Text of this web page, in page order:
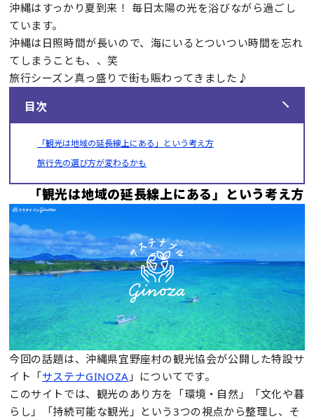
沖縄はすっかり夏到来！ 毎日太陽の光を浴びながら過ごし
ています。
沖縄は日照時間が長いので、海にいるとついつい時間を忘れ
てしまうことも、、笑
旅行シーズン真っ盛りで街も賑わってきました♪
目次
「観光は地域の延長線上にある」という考え方
旅行先の選び方が変わるかも
「観光は地域の延長線上にある」という考え方
今回の話題は、沖縄県宜野座村の観光協会が公開した特設サ
イト「サステナGINOZA 」についてです。
このサイトでは、観光のあり方を「環境・自然」「文化や暮
らし」「持続可能な観光」という3つの視点から整理し、そ